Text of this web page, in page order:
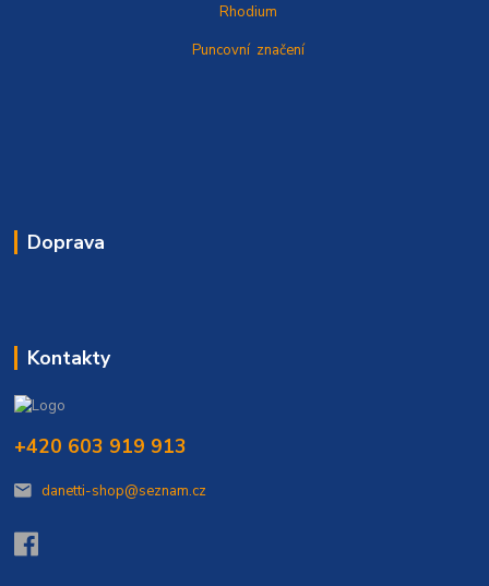
Rhodium
Puncovní značení
Doprava
Kontakty
+420 603 919 913
danetti-shop@seznam.cz